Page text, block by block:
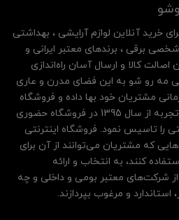
خرید آنلاین لوازم آرایشی ، بهداشتی
شخصی برقی ، برندهای معتبر ایرانی و
کالا و ارسال آسان راه‌اندازی
مه رو شو به این فضای مدرن و عاری
مشتریان خود بها داده و فروشگاه
اینترنتی خود را بر پایه سال‌ها تجربه از سال 1395 در فروشگاه حضوری
را تاسیس نمود. فروشگاه اینترنتی
که مشتریان می‌توانند از آن‌ برای
کنند، به انتخاب و ارائه
شرکت‌های معتبر بومی و داخلی و چه
و مرغوب بپردازند.